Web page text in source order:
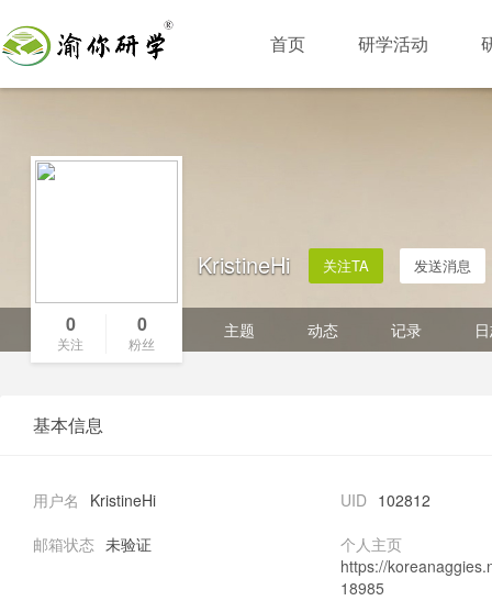
首页 研学活动
0
关注
0
粉丝
KristineHi 关注TA 发送消息
主题 动态 记录
基本信息
用户名 KristineHi UID 102812
邮箱状态 未验证
个人主页
https://
18985